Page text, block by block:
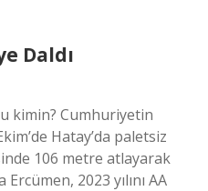
Daldı
kimin? Cumhuriyetin
Hatay’da paletsiz
106 metre atlayarak
2023 yılını AA